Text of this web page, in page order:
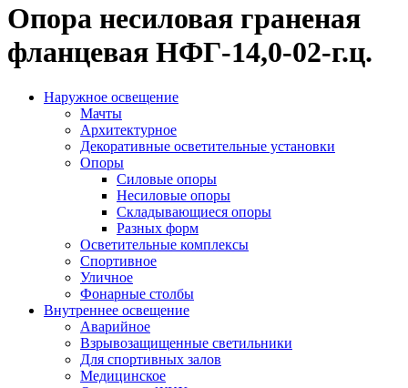
Опора несиловая граненая
фланцевая НФГ-14,0-02-г.ц.
Наружное освещение
Мачты
Архитектурное
Декоративные осветительные установки
Опоры
Силовые опоры
Несиловые опоры
Складывающиеся опоры
Разных форм
Осветительные комплексы
Спортивное
Уличное
Фонарные столбы
Внутреннее освещение
Аварийное
Взрывозащищенные светильники
Для спортивных залов
Медицинское